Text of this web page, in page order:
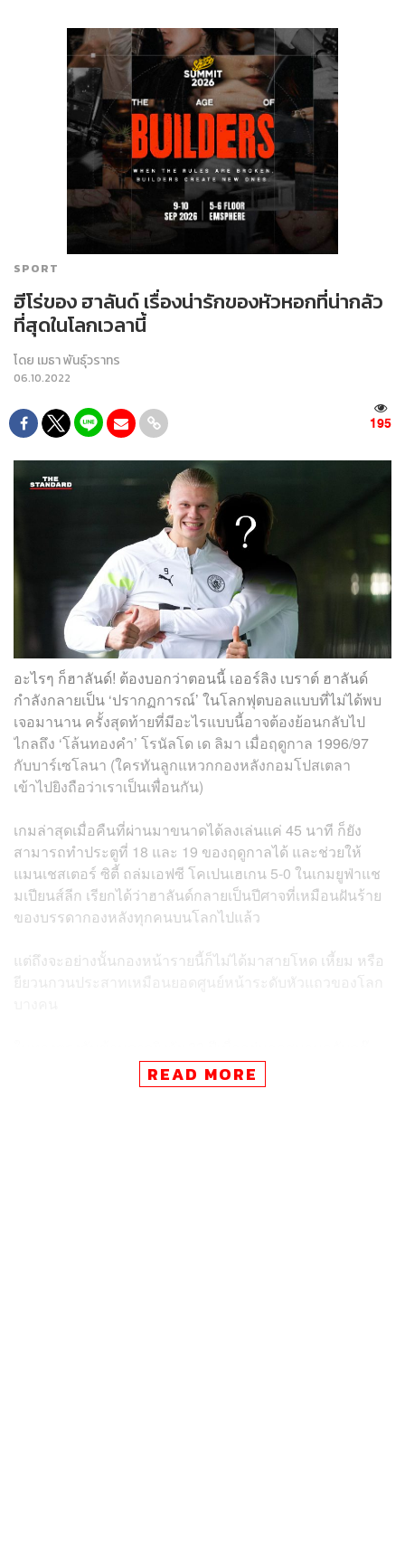
SPORT
ฮีโร่ของ ฮาลันด์ เรื่องน่ารักของหัวหอกที่น่ากลัว
ที่สุดในโลกเวลานี้
โดย เมธา พันธุ์วราทร
06.10.2022
195
อะไรๆ ก็ฮาลันด์! ต้องบอกว่าตอนนี้ เออร์ลิง เบราต์ ฮาลันด์
กำลังกลายเป็น ‘ปรากฏการณ์’ ในโลกฟุตบอลแบบที่ไม่ได้พบ
เจอมานาน ครั้งสุดท้ายที่มีอะไรแบบนี้อาจต้องย้อนกลับไป
ไกลถึง ‘โล้นทองคำ’ โรนัลโด เด ลิมา เมื่อฤดูกาล 1996/97
กับบาร์เซโลนา (ใครทันลูกแหวกกองหลังกอมโปสเตลา
เข้าไปยิงถือว่าเราเป็นเพื่อนกัน)
เกมล่าสุดเมื่อคืนที่ผ่านมาขนาดได้ลงเล่นแค่ 45 นาที ก็ยัง
สามารถทำประตูที่ 18 และ 19 ของฤดูกาลได้ และช่วยให้
แมนเชสเตอร์ ซิตี้ ถล่มเอฟซี โคเปนเฮเกน 5-0 ในเกมยูฟ่าแช
มเปียนส์ลีก เรียกได้ว่าฮาลันด์กลายเป็นปีศาจที่เหมือนฝันร้าย
ของบรรดากองหลังทุกคนบนโลกไปแล้ว
แต่ถึงจะอย่างนั้นกองหน้ารายนี้ก็ไม่ได้มาสายโหด เหี้ยม หรือ
ยียวนกวนประสาทเหมือนยอดศูนย์หน้าระดับหัวแถวของโลก
องๆ ไม่ว่าจะเป็นในเวลาที่ต้องให้สัมภาษณ์กับสื่อมวลชน ไป
จนถึงเวลาที่ไม่ได้อยู่ต่อหน้ากล้อง (แต่ก็มีกล้องแอบจับภาพ
READ MORE